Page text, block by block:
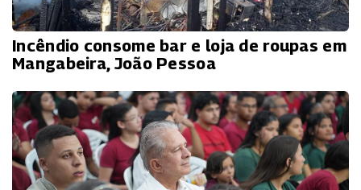
Incêndio consome bar e loja de roupas em
Mangabeira, João Pessoa